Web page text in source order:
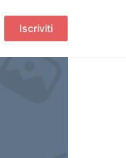
Iscriviti